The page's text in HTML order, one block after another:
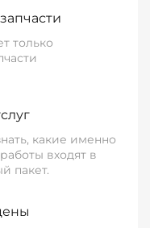
только
какие именно
входят в
пакет.